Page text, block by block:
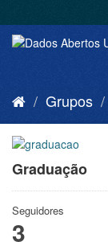
Grupos
Graduação
Seguidores
3